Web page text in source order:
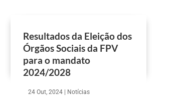
Resultados da Eleição dos
Órgãos Sociais da FPV
para o mandato
2024/2028
24 Out, 2024 | Notícias